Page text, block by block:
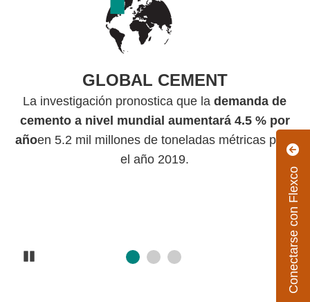
Conectarse con Flexco
GLOBAL CEMENT
La investigación pronostica que lademanda de
cemento a nivel mundial aumentará 4.5 % por
añoen 5.2 mil millones de toneladas métricas para
el año 2019.